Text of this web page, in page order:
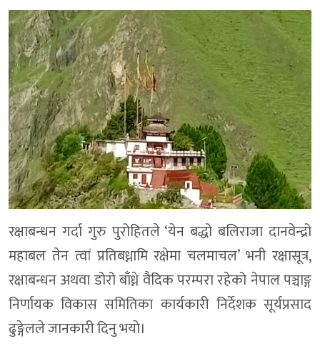
रक्षाबन्धन गर्दा गुरु पुरोहितले ‘येन बद्धो बलिराजा दानवेन्द्रो
महाबल तेन त्वां प्रतिबध्नामि रक्षेमा चलमाचल’ भनी रक्षासूत्र,
रक्षाबन्धन अथवा डोरो बाँध्ने वैदिक परम्परा रहेको नेपाल पञ्चाङ्ग
निर्णायक विकास समितिका कार्यकारी निर्देशक सूर्यप्रसाद
ढुङ्गेलले जानकारी दिनु भयाे।